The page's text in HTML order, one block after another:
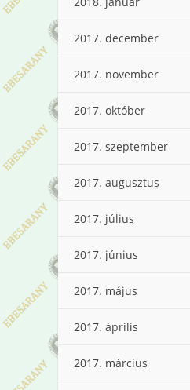
2017. december
2017. november
2017. október
2017. szeptember
2017. augusztus
2017. július
2017. június
2017. május
2017. április
2017. március